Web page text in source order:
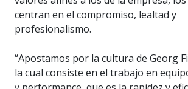
centran en el compromiso, lealtad y
profesionalismo.
“Apostamos por la cultura de Georg
la cual consiste en el trabajo en